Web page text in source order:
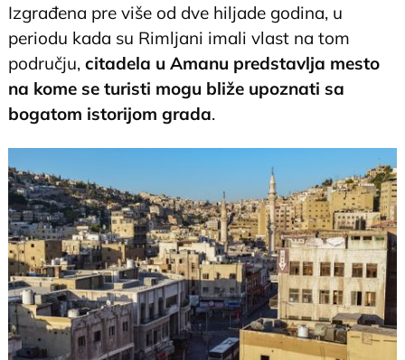
Izgrađena pre više od dve hiljade godina, u
periodu kada su Rimljani imali vlast na tom
području,citadela u Amanu predstavlja mesto
na kome se turisti mogu bliže upoznati sa
bogatom istorijom grada.